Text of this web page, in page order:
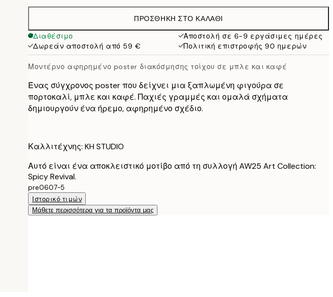
38 €
ΠΡΟΣΘΉΚΗ ΣΤΟ ΚΑΛΆΘΙ
Διαθέσιμο
Αποστολή σε 6-9 εργάσιμες ημέρες
Δωρεάν αποστολή από 59 €
Πολιτική επιστροφής 90 ημερών
Μοντέρνο αφηρημένο poster διακόσμησης τοίχου σε μπλε και καφέ
Ένας σύγχρονος poster που δείχνει μια ξαπλωμένη φιγούρα σε
πορτοκαλί, μπλε και καφέ. Παχιές γραμμές και ομαλά σχήματα
δημιουργούν ένα ήρεμο, αφηρημένο σχέδιο.
Καλλιτέχνης: KH STUDIO
Αυτό είναι ένα αποκλειστικό μοτίβο από τη συλλογή AW25 Art Collection:
Spicy Revival.
pre0607-5
Ιστορικό τιμών
Μάθετε περισσότερα για τα προϊόντα μας